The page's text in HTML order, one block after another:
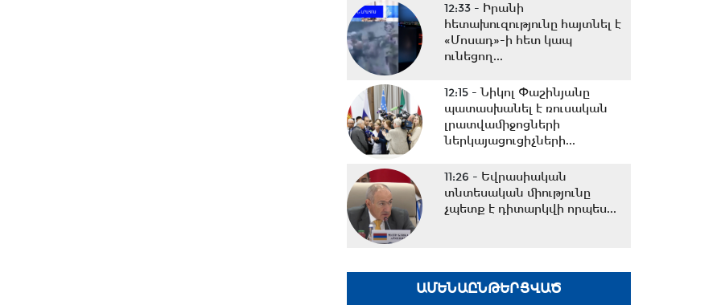
12:33 - Իրանի
հետախուզությունը հայտնել է
«Մոսադ»-ի հետ կապ
ունեցող...
12:15 -Նիկոլ Փաշինյանը
պատասխանել է ռուսական
լրատվամիջոցների
ներկայացուցիչների...
11:26 - Եվրասիական
տնտեսական միությունը
չպետք է դիտարկվի որպես...
հեծանվային զբոսանքով՝ Իսիկ
Կուլ լճի ափերին․...
ԱՄԵՆԱԸՆԹԵՐՑՎԱԾ